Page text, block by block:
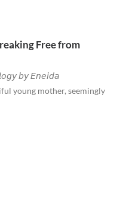
Free from
𝘣𝘺 𝘌𝘯𝘦𝘪𝘥𝘢
young mother, seemingly